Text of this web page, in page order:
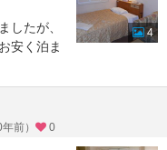
したが、
安く泊ま
4
前） 0